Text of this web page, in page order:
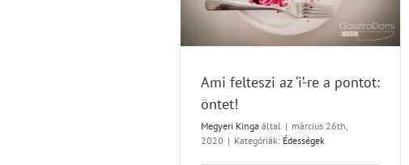
Ami felteszi az ‘i’-re a pontot:
öntet!
Megyeri Kinga által | március 26th,
2020 | Kategóriák: Édességek